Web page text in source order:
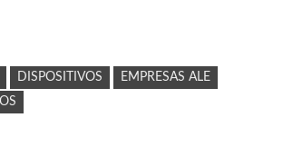
DISPOSITIVOS
EMPRESAS ALE